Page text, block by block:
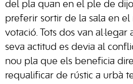
del pla quan en el ple de
preferir sortir de la sala en
votació. Tots dos van al·legar
seva actitud es devia al
nou pla que els beneficia
requalificar de rústic a urbà